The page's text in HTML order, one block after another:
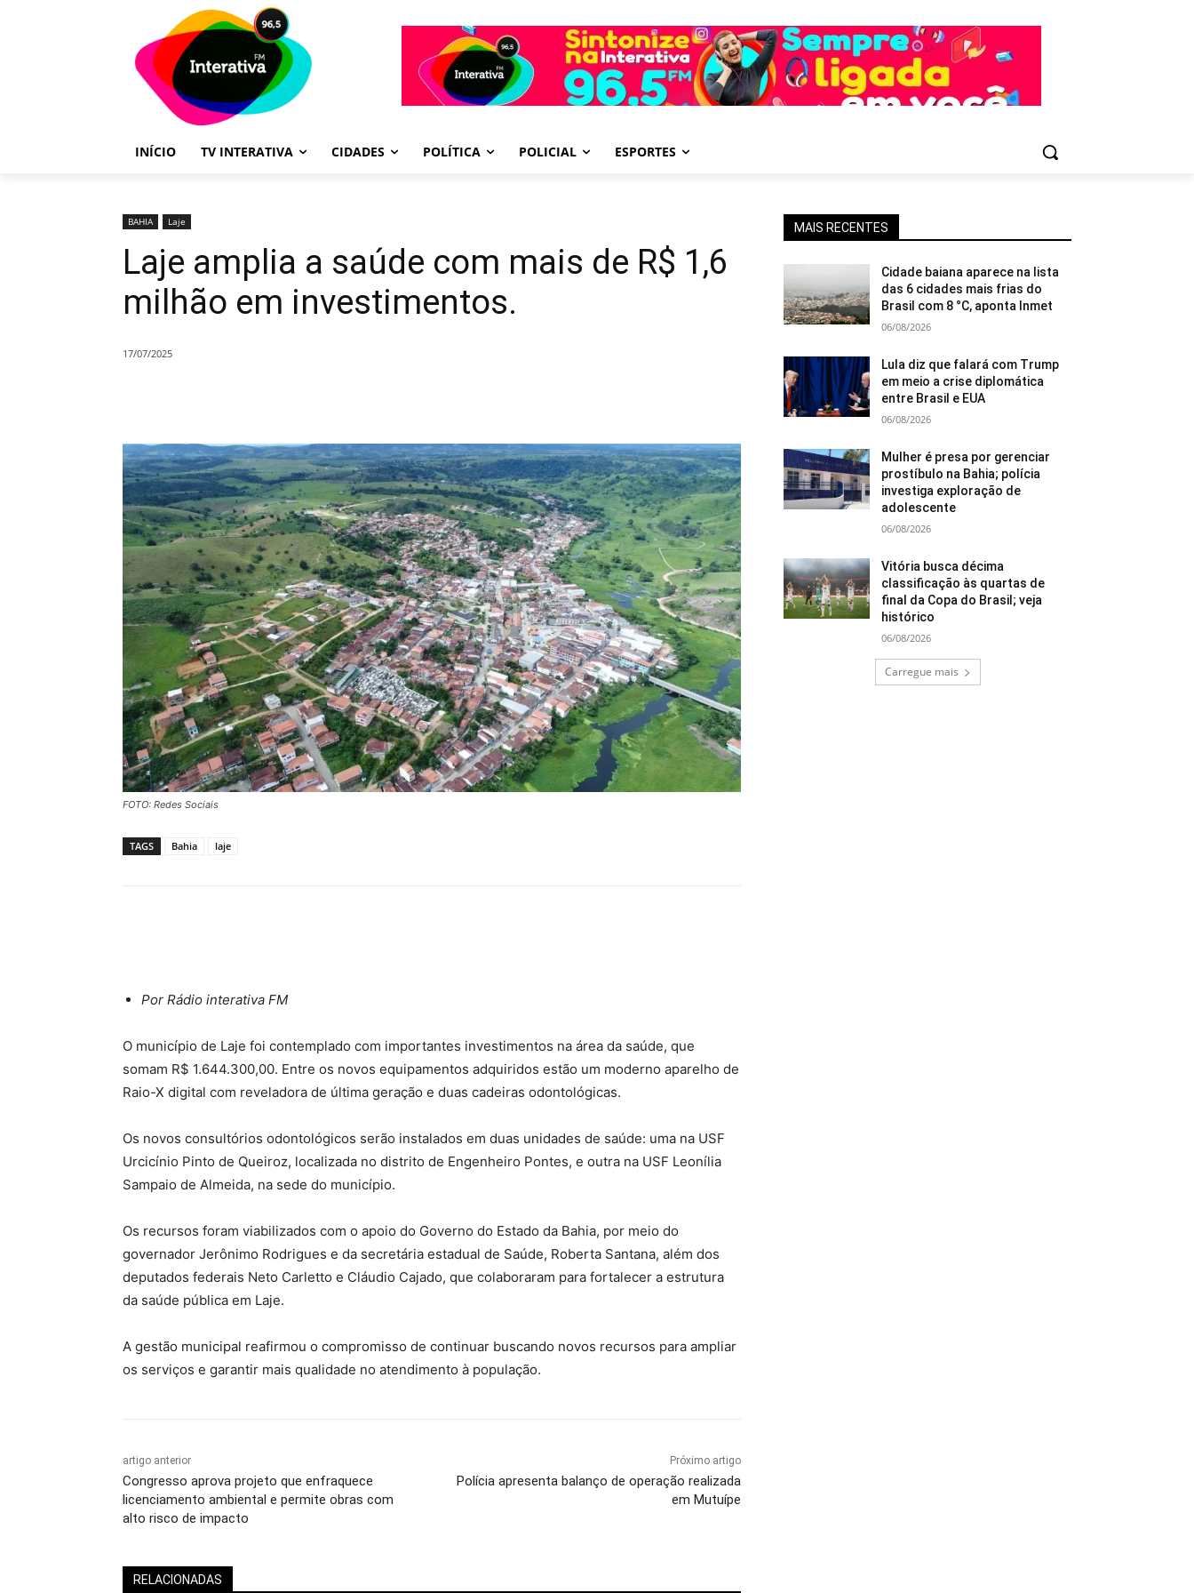
INÍCIO TV INTERATIVA CIDADES POLÍTICA POLICIAL ESPORTES
BAHIA Laje
Laje amplia a saúde com mais de R$ 1,6
milhão em investimentos.
17/07/2025
FOTO: Redes Sociais
TAGS Bahia laje
Por Rádio interativa FM
O município de Laje foi contemplado com importantes investimentos na área da saúde, que
somam R$ 1.644.300,00. Entre os novos equipamentos adquiridos estão um moderno aparelho de
Raio-X digital com reveladora de última geração e duas cadeiras odontológicas.
Os novos consultórios odontológicos serão instalados em duas unidades de saúde: uma na USF
Urcicínio Pinto de Queiroz, localizada no distrito de Engenheiro Pontes, e outra na USF Leonília
Sampaio de Almeida, na sede do município.
Os recursos foram viabilizados com o apoio do Governo do Estado da Bahia, por meio do
governador Jerônimo Rodrigues e da secretária estadual de Saúde, Roberta Santana, além dos
deputados federais Neto Carletto e Cláudio Cajado, que colaboraram para fortalecer a estrutura
da saúde pública em Laje.
A gestão municipal reafirmou o compromisso de continuar buscando novos recursos para ampliar
os serviços e garantir mais qualidade no atendimento à população.
artigo anterior
Congresso aprova projeto que enfraquece
licenciamento ambiental e permite obras com
alto risco de impacto
Próximo artigo
Polícia apresenta balanço de operação realizada
em Mutuípe
RELACIONADAS
MAIS RECENTES
Cidade baiana aparece na lista
das 6 cidades mais frias do
Brasil com 8 °C, aponta Inmet
06/08/2026
Lula diz que falará com Trump
em meio a crise diplomática
entre Brasil e EUA
06/08/2026
Mulher é presa por gerenciar
prostíbulo na Bahia; polícia
investiga exploração de
adolescente
06/08/2026
Vitória busca décima
classificação às quartas de
final da Copa do Brasil; veja
histórico
06/08/2026
Carregue mais